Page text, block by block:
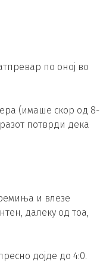
по оној во
(имаше скор од 8-
потврди дека
и влезе
далеку од тоа,
дојде до 4:0.